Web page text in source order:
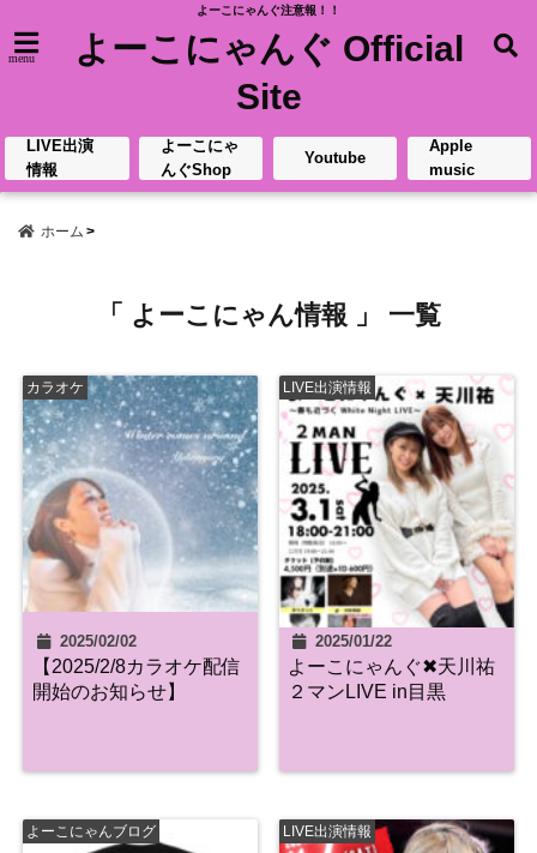
よーこにゃんぐ注意報！！
menu
よーこにゃんぐ Official
Site
LIVE出演
情報
よーこにゃ
んぐShop
Youtube
Apple
music
ホーム
「 よーこにゃん情報 」 一覧
カラオケ
2025/02/02
【2025/2/8カラオケ配信
開始のお知らせ】
LIVE出演情報
2025/01/22
よーこにゃんぐ✖︎天川祐
２マンLIVE in目黒
よーこにゃんブログ LIVE出演情報